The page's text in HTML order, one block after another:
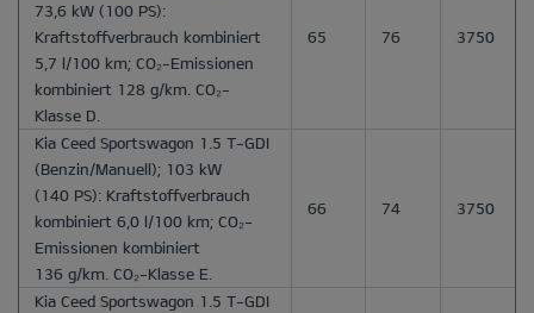
73,6 kW (100 PS):
Kraftstoffverbrauch kombiniert
5,7 l/100 km; CO₂-Emissionen
kombiniert 128 g/km. CO₂-
Klasse D.
65 76 3750
Kia Ceed Sportswagon 1.5 T-GDI
(Benzin/Manuell); 103 kW
(140 PS): Kraftstoffverbrauch
kombiniert 6,0 l/100 km; CO₂-
Emissionen kombiniert
136 g/km. CO₂-Klasse E.
66 74 3750
Kia Ceed Sportswagon 1.5 T-GDI